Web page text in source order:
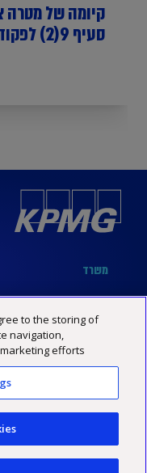
קיומה של מטרה
סעיף 9(2) לפקודת מס הכנסה
משרד
הארבעה 17, תל אביב
03-6848000
03-6848444
Israel@kpmg.com
נבחרת טכנולוגיה
KPMG SOCIAL MEDIA
Facebook
Linkedin
מדיניות פרטיות
to the storing of
navigation,
efforts.